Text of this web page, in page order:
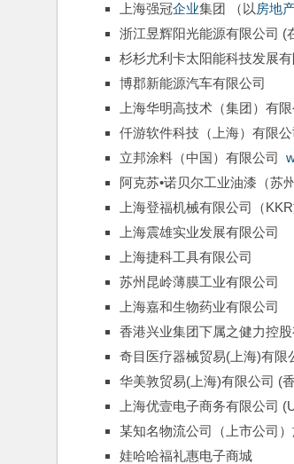
上海强冠企业集团 （以 房地
浙江昱辉阳光能源有限公司 (
杉杉尤利卡太阳能科技发展有
博郡新能源汽车有限公司
上海华明高技术（集团）有
仟游软件科技（上海）有限
立邦涂料（中国）有限公司
阿克苏•诺贝尔工业油漆（苏
上海登福机械有限公司（KKR
上海震雄实业发展有限公司
上海捷科工具有限公司
苏州昆岭薄膜工业有限公司
上海嘉和生物药业有限公司
香港兴业集团下属之健力控
奇目医疗器械贸易(上海)有限
华美敦贸易(上海)有限公司 (
上海优壹电子商务有限公司
某知名物流公司（上市公司
娃哈哈福礼惠电子商城